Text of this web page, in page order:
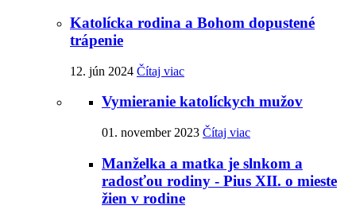
Katolícka rodina a Bohom dopustené
trápenie
12. jún 2024 Čítaj viac
Vymieranie katolíckych mužov
01. november 2023 Čítaj viac
Manželka a matka je slnkom a
radosťou rodiny - Pius XII. o mieste
žien v rodine